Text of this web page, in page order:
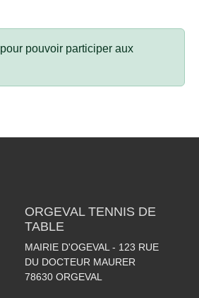
pour pouvoir participer aux
ORGEVAL TENNIS DE
TABLE
MAIRIE D'OGEVAL - 123 RUE
DU DOCTEUR MAURER
78630 ORGEVAL